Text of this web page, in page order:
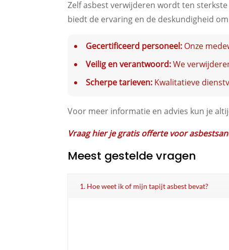
Zelf asbest verwijderen wordt ten sterkste
biedt de ervaring en de deskundigheid
Gecertificeerd personeel: Onze
Veilig en verantwoord:We
Scherpe tarieven: Kwalitatieve
Voor meer informatie en advies kun je
Vraag hier je gratis offerte voor
Meest gestelde vragen
1. Hoe weet ik of mijn tapijt asbest bevat?